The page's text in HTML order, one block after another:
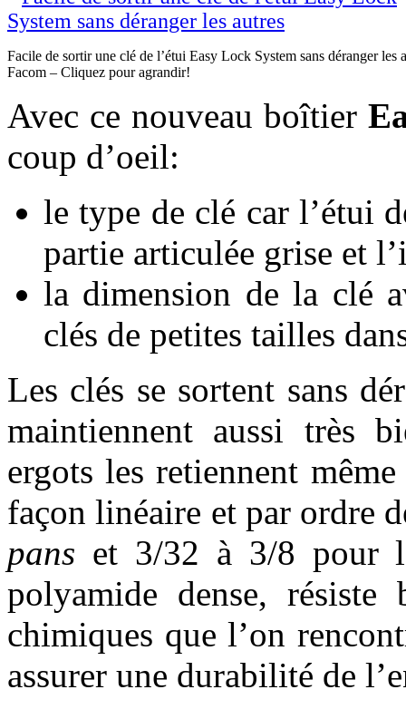
Facile de sortir une clé de l’étui Easy Lock System sans déranger les
Facom – Cliquez pour agrandir!
Avec ce nouveau boîtier
coup d’oeil:
le type de clé car l’étui
partie articulée grise et
la dimension de la clé
clés de petites tailles
Les clés se sortent sans
maintiennent aussi très
ergots les retiennent
façon linéaire et par ordre
pans et 3/32 à 3/8 pour
polyamide dense,
chimiques que l’on
assurer une durabilité de